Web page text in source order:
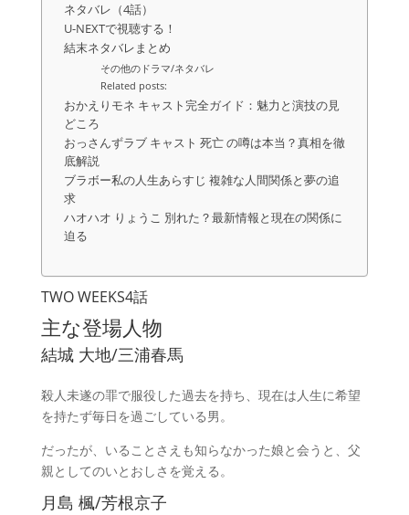
ネタバレ（4話）
U-NEXTで視聴する！
結末ネタバレまとめ
その他のドラマ/ネタバレ
Related posts:
おかえりモネ キャスト完全ガイド：魅力と演技の見
どころ
おっさんずラブ キャスト 死亡 の噂は本当？真相を徹
底解説
ブラボー私の人生あらすじ 複雑な人間関係と夢の追
求
ハオハオ りょうこ 別れた？最新情報と現在の関係に
迫る
TWO WEEKS4話
主な登場人物
結城 大地/三浦春馬
殺人未遂の罪で服役した過去を持ち、現在は人生に希望
を持たず毎日を過ごしている男。
だったが、いることさえも知らなかった娘と会うと、父
親としてのいとおしさを覚える。
月島 楓/芳根京子